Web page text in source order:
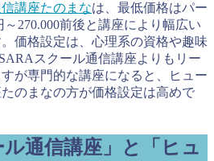
講座たのまなは、最低価格はパー
270.000前後と講座により幅広い
価格設定は、心理系の資格や趣味
スクール通信講座よりもリー
が専門的な講座になると、ヒュー
のまなの方が価格設定は高めで
通信講座」と「ヒュ